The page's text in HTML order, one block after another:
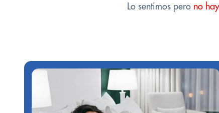
Lo sentimos pero no